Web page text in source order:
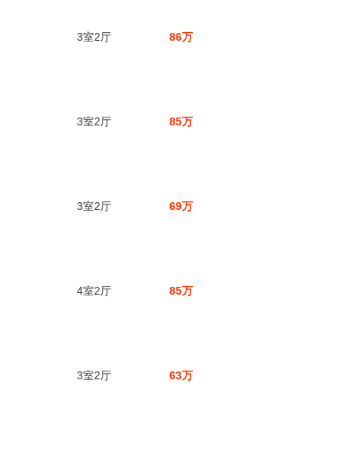
3室2厅 86万
3室2厅 85万
3室2厅 69万
4室2厅 85万
3室2厅 63万